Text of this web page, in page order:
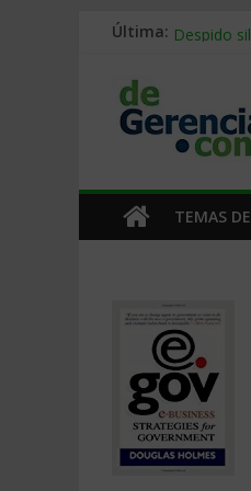
Última:
Trabajo
Mercado
TEMAS